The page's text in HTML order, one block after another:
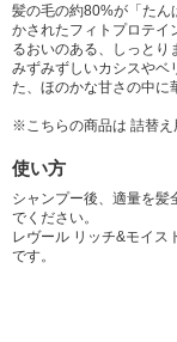
髪の毛の約80%が「たん
かされたフィトプロテイ
るおいのある、しっとり
みずみずしいカシスやベ
た、ほのかな甘さの中に
※こちらの商品は 詰替え
使い方
シャンプー後、適量を髪
でください。
レヴール リッチ&モイス
です。